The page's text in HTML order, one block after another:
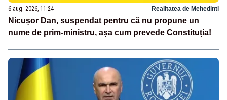
6 aug. 2026, 11:24 Realitatea de Mehedinti
Nicușor Dan, suspendat pentru că nu propune un
nume de prim-ministru, așa cum prevede Constituția!